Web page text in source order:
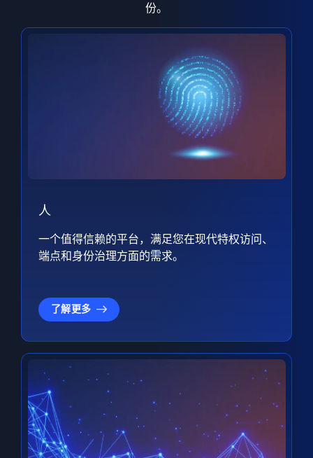
份。
人
一个值得信赖的平台，满足您在现代特权访问、
端点和身份治理方面的需求。
了解更多